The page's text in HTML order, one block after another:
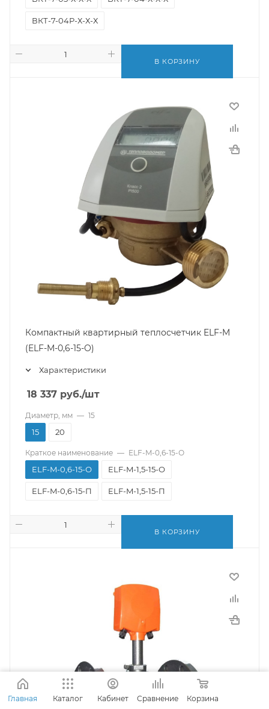
ВКТ-7-04Р-Х-Х-Х
В КОРЗИНУ
Компактный квартирный теплосчетчик ELF-M
(ELF-M-0,6-15-О)
Характеристики
18 337 руб./шт
Диаметр, мм — 15
15 20
Краткое наименование — ELF-M-0,6-15-О
ELF-M-0,6-15-О ELF-M-1,5-15-О
ELF-M-0,6-15-П ELF-M-1,5-15-П
В КОРЗИНУ
Главная Каталог Кабинет Сравнение Корзина